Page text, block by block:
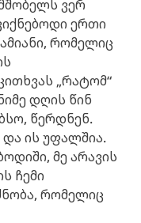
ვერ
ერთი
რომელიც
„რატომ“
დღის წინ
წერდნენ.
და ის უფალშია.
მე არავის
ჩემი
რომელიც